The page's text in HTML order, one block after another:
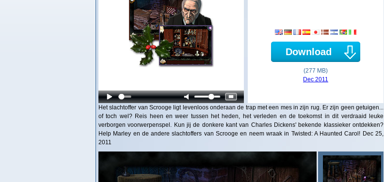
Download
(277 MB)
Dec 2011
Het slachtoffer van Scrooge ligt levenloos onderaan de trap met een mes in zijn rug. Er zijn geen getuigen...
of toch wel? Reis heen en weer tussen het heden, het verleden en de toekomst in dit verdraaid leuke
verborgen voorwerpenspel. Kun jij de donkere kant van Charles Dickens' bekende klassieker ontdekken?
Help Marley en de andere slachtoffers van Scrooge en neem wraak in Twisted: A Haunted Carol! Dec 25,
2011